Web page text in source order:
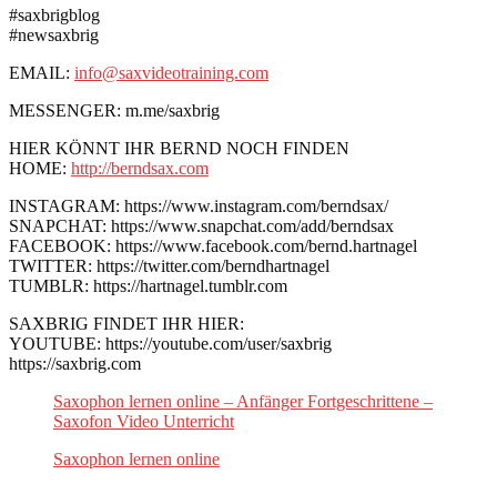
#saxbrigblog
#newsaxbrig
EMAIL: info@saxvideotraining.com
MESSENGER: m.me/saxbrig
HIER KÖNNT IHR BERND NOCH FINDEN
HOME: http://berndsax.com
INSTAGRAM: https://www.instagram.com/berndsax/
SNAPCHAT: https://www.snapchat.com/add/berndsax
FACEBOOK: https://www.facebook.com/bernd.hartnagel
TWITTER: https://twitter.com/berndhartnagel
TUMBLR: https://hartnagel.tumblr.com
SAXBRIG FINDET IHR HIER:
YOUTUBE: https://youtube.com/user/saxbrig
https://saxbrig.com
Saxophon lernen online – Anfänger Fortgeschrittene –
Saxofon Video Unterricht
Saxophon lernen online